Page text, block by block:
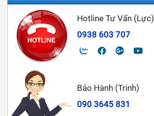
Hotline Tư Vấn (Lực)
0938 603 707
Bảo Hành (Trinh)
090 3645 831